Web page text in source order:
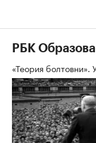
РБК
«Теория